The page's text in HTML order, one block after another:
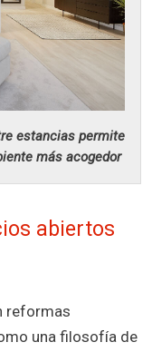
estancias permite
más acogedor
abiertos
reformas
una filosofía de